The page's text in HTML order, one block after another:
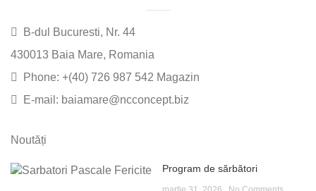
B-dul Bucuresti, Nr. 44
430013 Baia Mare, Romania
Phone: +(40) 726 987 542 Magazin
E-mail: baiamare@ncconcept.biz
Noutăți
Program de sărbători